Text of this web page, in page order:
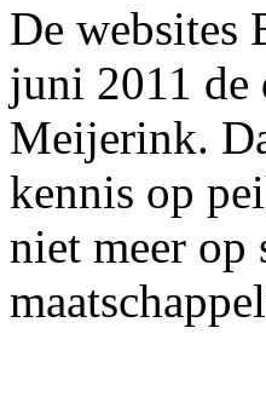
De websites
juni 2011 de
Meijerink.
kennis op
niet meer